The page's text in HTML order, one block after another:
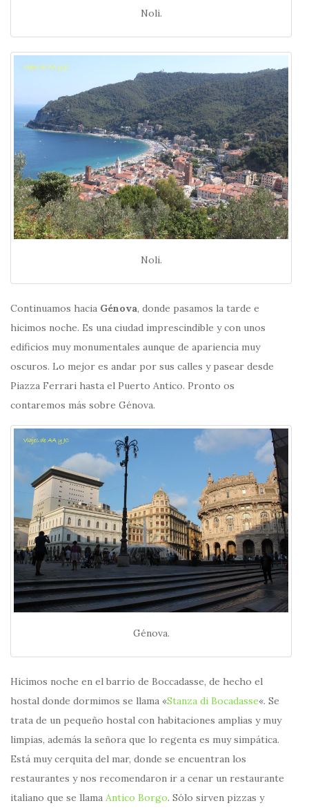
Noli.
Noli.
Continuamos hacia Génova, donde pasamos la tarde e
hicimos noche. Es una ciudad imprescindible y con unos
edificios muy monumentales aunque de apariencia muy
oscuros. Lo mejor es andar por sus calles y pasear desde
Piazza Ferrari hasta el Puerto Antico. Pronto os
contaremos más sobre Génova.
Génova.
Hicimos noche en el barrio de Boccadasse, de hecho el
hostal donde dormimos se llama «Stanza di Bocadasse«. Se
trata de un pequeño hostal con habitaciones amplias y muy
limpias, además la señora que lo regenta es muy simpática.
Está muy cerquita del mar, donde se encuentran los
restaurantes y nos recomendaron ir a cenar un restaurante
italiano que se llama Antico Borgo. Sólo sirven pizzas y